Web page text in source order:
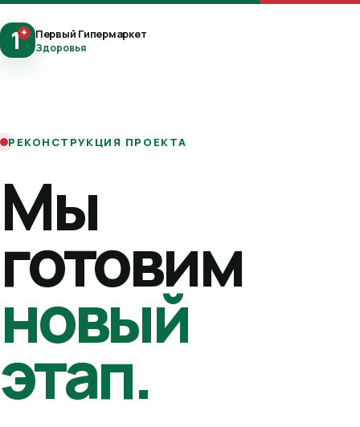
1+ Первый Гипермаркет
Здоровья
РЕКОНСТРУКЦИЯ ПРОЕКТА
Мы
готовим
новый
этап.